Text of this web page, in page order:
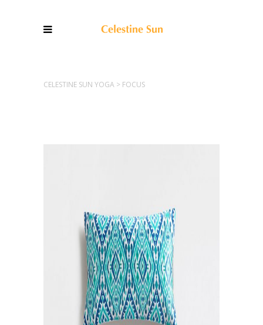
CELESTINE SUN YOGA > FOCUS